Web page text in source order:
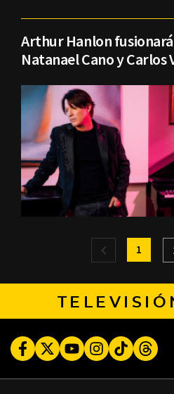
Arthur Hanlon
Natanael Cano y Carlos
1
FacebookTwitterYoutubeInstagram
TikTok